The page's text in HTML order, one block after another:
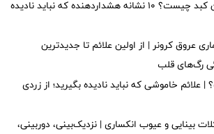
اولین علائم سرطان کبد چیست؟ ۱۰ نشانه هشداردهنده که نباید نادیده
عروق کرونر | از اولین علائم تا جدیدترین
رگ‌های قلب
خاموشی که نباید نادیده بگیرید؛ از زردی
بینایی و عیوب انکساری | نزدیک‌بینی، دوربینی،